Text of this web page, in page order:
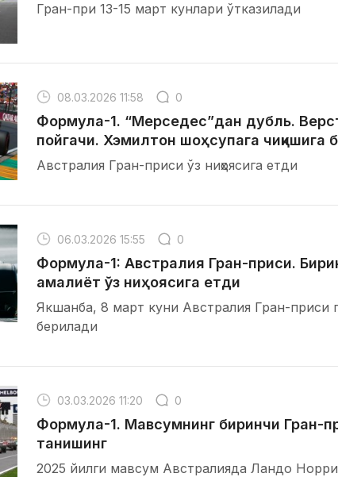
Гран-при 13-15 март кунлари ўтказилади
08.03.2026 11:58 0
Формула-1. “Мерседес”дан дубль.
пойгачи. Хэмилтон шоҳсупага чиқишига
Австралия Гран-приси ўз ниҳоясига етди
06.03.2026 15:55 0
Формула-1: Австралия Гран-приси.
амалиёт ўз ниҳоясига етди
Якшанба, 8 март куни Австралия Гран-приси
берилади
03.03.2026 11:20 0
Формула-1. Мавсумнинг биринчи Гран-
танишинг
2025 йилги мавсум Австралияда Ландо